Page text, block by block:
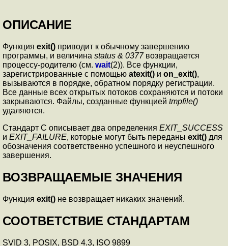
ОПИСАНИЕ
Функция exit() приводит к обычному завершению
программы, и величина status & 0377возвращается
процессу-родителю (см. wait(2)). Все функции,
зарегистрированные с помощью atexit() и on_exit(),
вызываются в порядке, обратном порядку регистрации.
Все данные всех открытых потоков сохраняются и потоки
закрываются. Файлы, созданные функцией tmpfile()
удаляются.
Стандарт C описывает два определения EXIT_SUCCESS
и EXIT_FAILURE, которые могут быть переданы exit() для
обозначения соответственно успешного и неуспешного
завершения.
ВОЗВРАЩАЕМЫЕ ЗНАЧЕНИЯ
Функция exit() не возвращает никаких значений.
СООТВЕТСТВИЕ СТАНДАРТАМ
SVID 3, POSIX, BSD 4.3, ISO 9899